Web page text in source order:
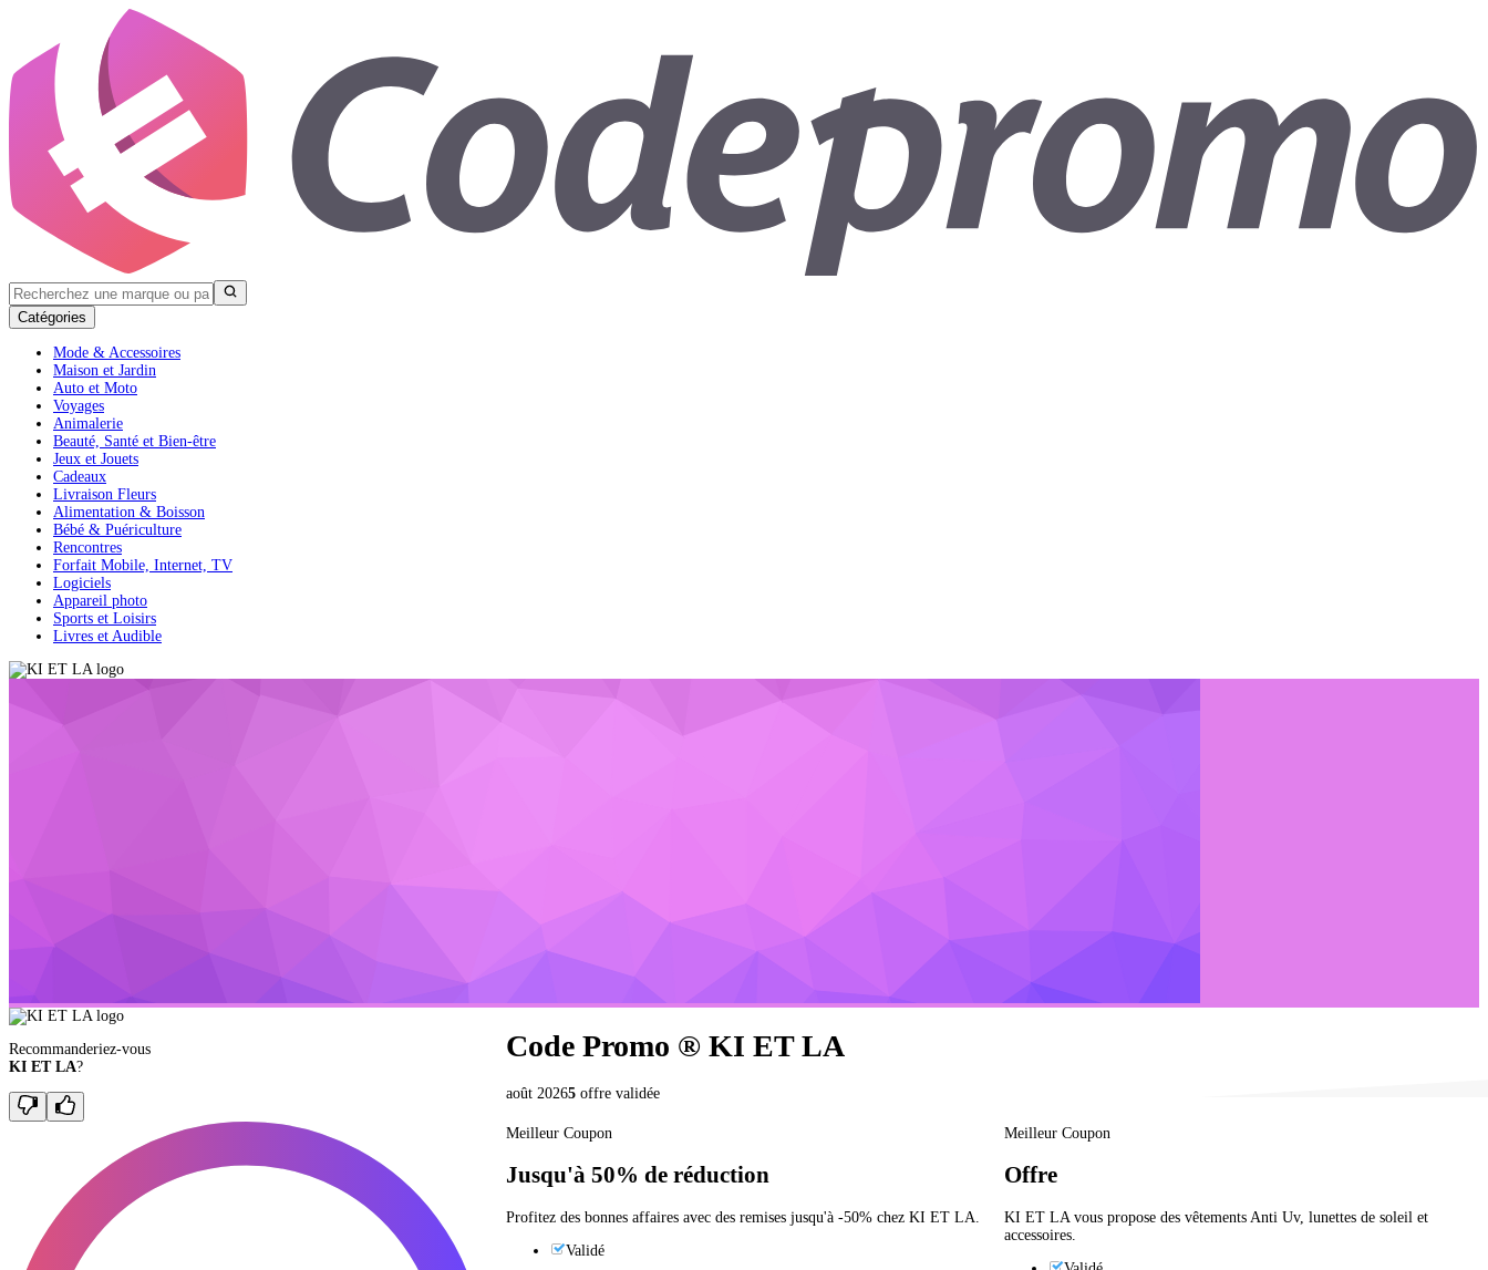
Catégories
Mode & Accessoires
Maison et Jardin
Auto et Moto
Voyages
Animalerie
Beauté, Santé et Bien-être
Jeux et Jouets
Cadeaux
Livraison Fleurs
Alimentation & Boisson
Bébé & Puériculture
Rencontres
Forfait Mobile, Internet, TV
Logiciels
Appareil photo
Sports et Loisirs
Livres et Audible
Code Promo ® KI ET LA
août 20265 offre validée
Meilleur Coupon
Jusqu'à 50% de réduction
Profitez des bonnes affaires avec des remises jusqu'à -50% chez KI ET LA.
Validé
Meilleur Coupon
Offre
KI ET LA vous propose des vêtements Anti Uv, lunettes de soleil et
accessoires.
Recommanderiez-vous
KI ET LA?